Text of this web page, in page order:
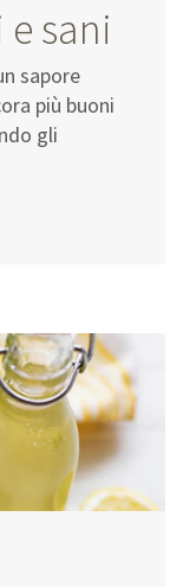
sani
sapore
più buoni
gli